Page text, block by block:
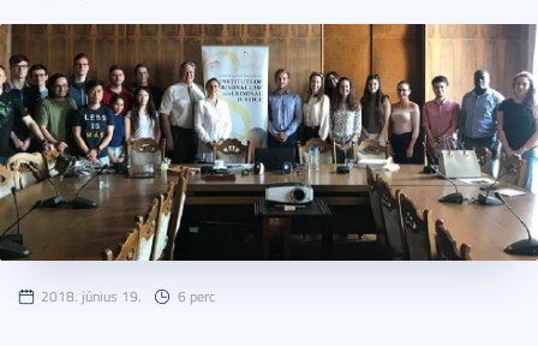
2018. június 19. 6 perc